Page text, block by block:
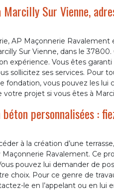
Sur Vienne,
AP Maçonnerie
Sur Vienne, dans le
expérience. Vous êtes
sollicitez ses services. Pour
fondation, vous pouvez les lui
projet si vous êtes à
personnalisées :
à la création d’une
Ravalement. Ce
pouvez lui demander de
choix. Pour ce genre de
le en l’appelant ou en lui